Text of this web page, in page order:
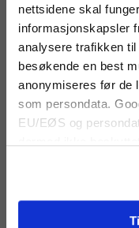
nettsidene skal
informasjonskapsler
analysere trafikken
besøkende en best
anonymiseres før de
som persondata.
EU/EØS og
Amprobe
adapter E14
Sokkeltest-adapter for